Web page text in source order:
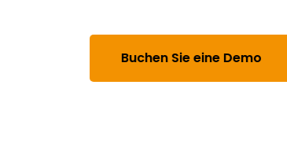
Buchen Sie eine Demo